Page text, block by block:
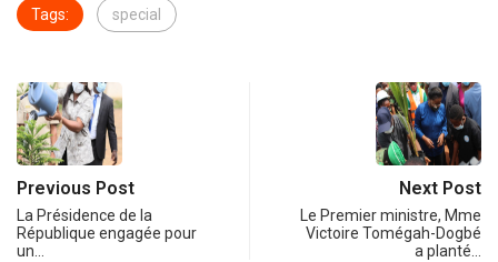
Tags: special
Previous Post
La Présidence de la
République engagée pour
un…
Next Post
Le Premier ministre, Mme
Victoire Tomégah-Dogbé
a planté…